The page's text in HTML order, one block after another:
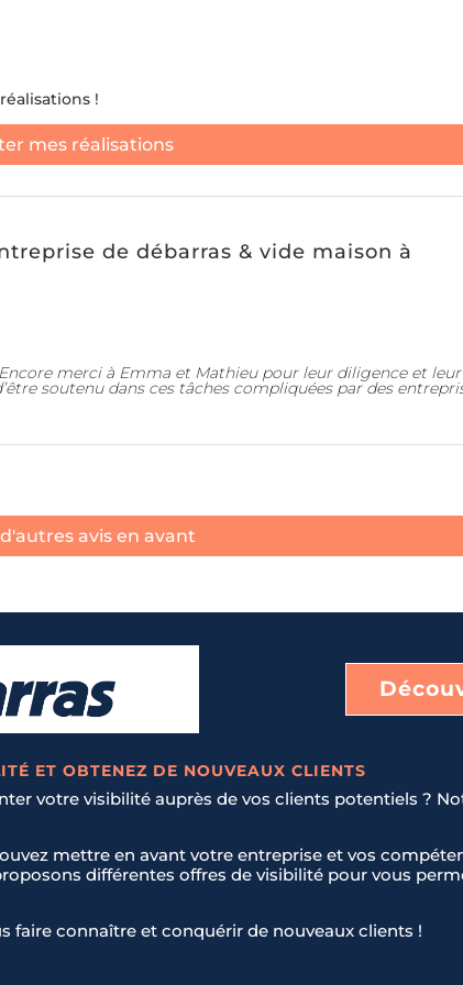
!
mes réalisations
de débarras & vide maison à
merci à Emma et Mathieu pour leur diligence et leur
soutenu dans ces tâches compliquées par des
avis en avant
ET OBTENEZ DE NOUVEAUX CLIENTS
votre visibilité auprès de vos clients potentiels ?
mettre en avant votre entreprise et vos
différentes offres de visibilité pour vous
faire connaître et conquérir de nouveaux clients !